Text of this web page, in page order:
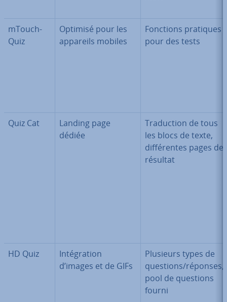
mTouch-
Quiz
Optimisé pour les
appareils mobiles
Fonctions pratiques
pour des tests
Quiz Cat
Landing page
dédiée
Tra­duc­tion de tous
les blocs de texte,
dif­fé­rentes pages de
résultat
HD Quiz
In­té­gra­tion
d’images et de GIFs
Plusieurs types de
questions/réponses,
pool de questions
fourni